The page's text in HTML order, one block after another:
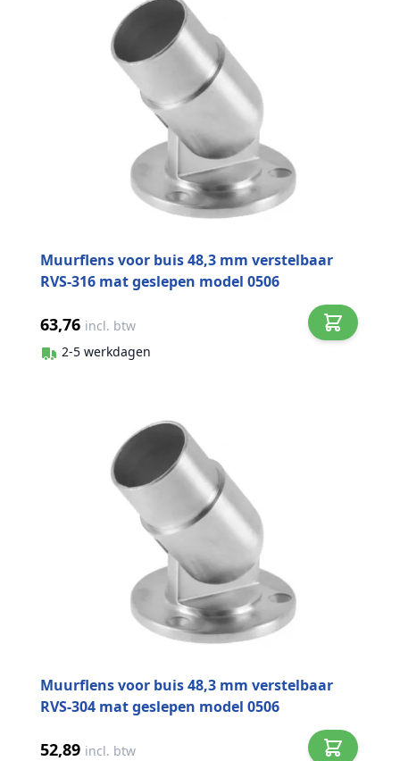
Muurflens voor buis 48,3 mm verstelbaar
RVS-316 mat geslepen model 0506
63,76 incl. btw
2-5 werkdagen
Muurflens voor buis 48,3 mm verstelbaar
RVS-304 mat geslepen model 0506
52,89 incl. btw